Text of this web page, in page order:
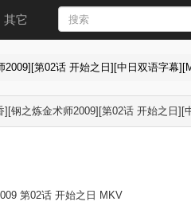
其它
2009][第02话 开始之日][中日双语字幕
][钢之炼金术师2009][第02话 开始之日][
第02话 开始之日 MKV